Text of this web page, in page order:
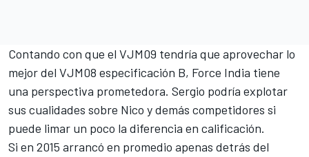
Contando con que el VJM09 tendría que aprovechar lo
mejor del VJM08 especificación B, Force India tiene
una perspectiva prometedora. Sergio podría explotar
sus cualidades sobre Nico y demás competidores si
puede limar un poco la diferencia en calificación.
Si en 2015 arrancó en promedio apenas detrás del